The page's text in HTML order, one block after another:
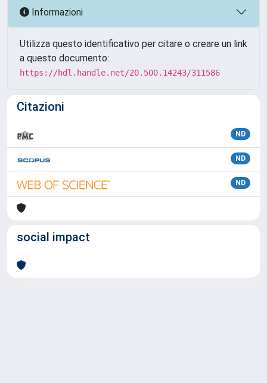
Informazioni
Utilizza questo identificativo per citare o creare un link
a questo documento:
https://hdl.handle.net/20.500.14243/311586
Citazioni
ND
ND
ND
social impact